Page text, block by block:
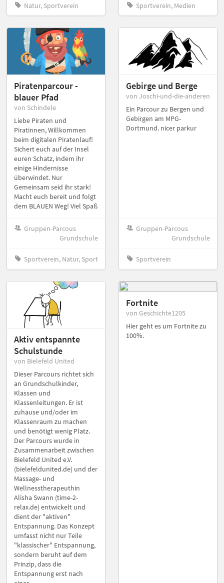
Natur, Sportverein Sportverein, Medien
Piratenparcour -
blauer Pfad
von Schindele
Liebe Piraten und
Piratinnen, Willkommen
beim digitalen Piratenlauf!
Sichert euch auf der Insel
euren Schatz, indem ihr
einige Hindernisse
überwindet. Nur
Gemeinsam seid ihr stark!
Macht euch bereit und folgt
dem BLAUEN Weg! Viel Spaß
Gruppen-Parcous
Grundschule
Sportverein, Natur, Sport
Gebirge und Berge
von Joschi-und-die-anderen
Ein Parcour zu Bergen und
Gebirgen am MPG-
Dortmund. nicer parkur
Gruppen-Parcous
Grundschule
Sportverein
Aktiv entspannte
Schulstunde
von Bielefeld United
Dieser Parcours richtet sich
an Grundschulkinder,
Klassen und
Klassenleitungen. Er ist
zuhause und/oder im
Klassenraum zu machen
und benötigt wenig Platz.
Der Parcours wurde in
Zusammenarbeit zwischen
Bielefeld United e.V.
(bielefeldunited.de) und der
Massage- und
Wellnesstherapeuthin
Alisha Swann (time-2-
relax.de) entwickelt und
dient der "aktiven"
Entspannung. Das Konzept
umfasst nicht nur Teile
"klassischer" Entspannung,
sondern beruht auf dem
Prinzip, dass die
Entspannung erst nach
Fortnite
von Geschichte1205
Hier geht es um Fortnite zu
100%.